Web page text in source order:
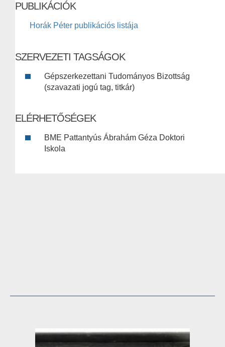
PUBLIKÁCIÓK
Horák Péter publikációs listája
SZERVEZETI TAGSÁGOK
Gépszerkezettani Tudományos Bizottság
(szavazati jogú tag, titkár)
ELÉRHETŐSÉGEK
BME Pattantyús Ábrahám Géza Doktori
Iskola